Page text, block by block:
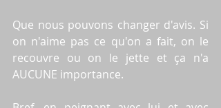
Que nous pouvons changer d'avis. Si
on n'aime pas ce qu'on a fait, on le
recouvre ou on le jette et ça n'a
AUCUNE importance.